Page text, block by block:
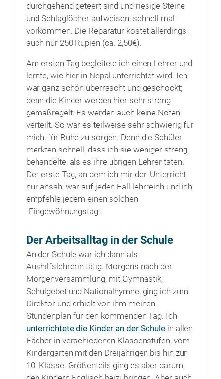
durchgehend geteert sind und riesige Steine
und Schlaglöcher aufweisen, schnell mal
vorkommen. Die Reparatur kostet allerdings
auch nur 250 Rupien (ca. 2,50€).
Am ersten Tag begleitete ich einen Lehrer und
lernte, wie hier in Nepal unterrichtet wird. Ich
war ganz schön überrascht und geschockt;
denn die Kinder werden hier sehr streng
gemaßregelt. Es werden auch keine Noten
verteilt. So war es teilweise sehr schwierig für
mich, für Ruhe zu sorgen. Denn die Schüler
merkten schnell, dass ich sie weniger streng
behandelte, als es ihre übrigen Lehrer taten.
Der erste Tag, an dem ich mir den Unterricht
nur ansah, war auf jeden Fall lehrreich und ich
empfehle jedem einen solchen
"Eingewöhnungstag".
Der Arbeitsalltag in der Schule
An der Schule war ich dann als
Aushilfslehrerin tätig. Morgens nach der
Morgenversammlung, mit Gymnastik,
Schulgebet und Nationalhymne, ging ich zum
Direktor und erhielt von ihm meinen
Stundenplan für den kommenden Tag. Ich
unterrichtete die Kinder an der Schule in allen
Fächer in verschiedenen Klassenstufen, vom
Kindergarten mit den Dreijährigen bis hin zur
10. Klasse. Größenteils ging es aber darum,